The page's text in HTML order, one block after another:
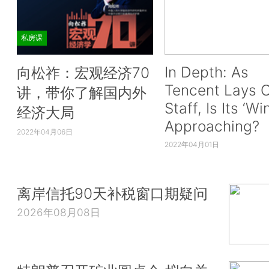
私房课
向松祚：宏观经济70
讲，带你了解国内外
经济大局
2022年04月06日
In Depth: As
Tencent Lays
Staff, Is Its
Approaching?
2022年04月01日
离岸信托90天补税窗口期疑问
2026年08月08日